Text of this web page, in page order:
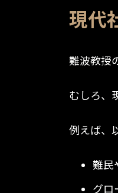
現代
難波教授
むしろ、
例えば、
難民
グロ